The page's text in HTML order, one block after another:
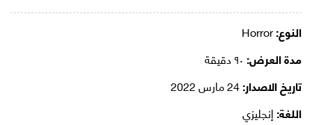
النوع:Horror
مدة العرض:
تاريخ الاصدار:
اللغة:إنجليزي